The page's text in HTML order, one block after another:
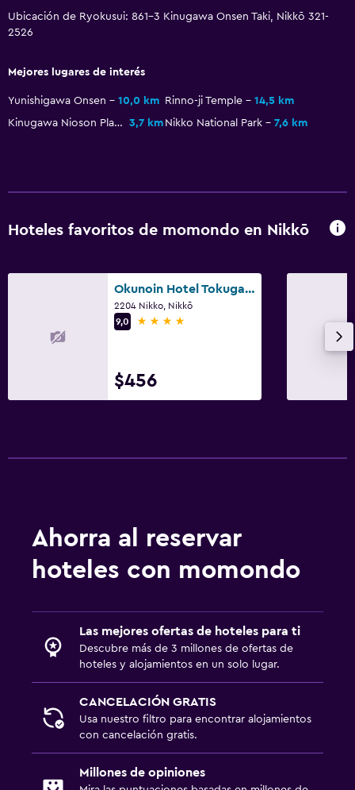
Ubicación de Ryokusui: 861-3 Kinugawa Onsen Taki, Nikkō 321-
2526
Mejores lugares de interés
Yunishigawa Onsen 10,0 km Rinno-ji Temple
14,5 km
Kinugawa Nioson Plaza
3,7 km Nikko National Park 7,6 km
Hoteles favoritos de momondo en Nikkō
Okunoin Hotel Tokugawa
2204 Nikko, Nikkō
9,0
4 estrellas
$456
Ahorra al reservar
hoteles con momondo
Las mejores ofertas de hoteles para ti
Descubre más de 3 millones de ofertas de
hoteles y alojamientos en un solo lugar.
CANCELACIÓN GRATIS
Usa nuestro filtro para encontrar alojamientos
con cancelación gratis.
Millones de opiniones